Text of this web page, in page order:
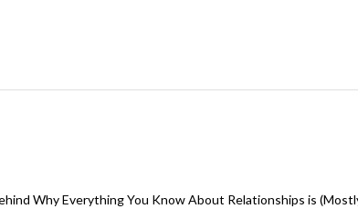
Why Everything You Know About Relationships is